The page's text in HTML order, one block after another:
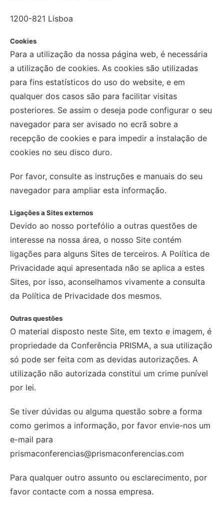
1200-821 Lisboa
Cookies
Para a utilização da nossa página web, é necessária
a utilização de cookies. As cookies são utilizadas
para fins estatísticos do uso do website, e em
qualquer dos casos são para facilitar visitas
posteriores. Se assim o deseja pode configurar o seu
navegador para ser avisado no ecrã sobre a
recepção de cookies e para impedir a instalação de
cookies no seu disco duro.
Por favor, consulte as instruções e manuais do seu
navegador para ampliar esta informação.
Ligações a Sites externos
Devido ao nosso portefólio a outras questões de
interesse na nossa área, o nosso Site contém
ligações para alguns Sites de terceiros. A Política de
Privacidade aqui apresentada não se aplica a estes
Sites, por isso, aconselhamos vivamente a consulta
da Política de Privacidade dos mesmos.
Outras questões
O material disposto neste Site, em texto e imagem, é
propriedade da Conferência PRISMA, a sua utilização
só pode ser feita com as devidas autorizações. A
utilização não autorizada constitui um crime punível
por lei.
Se tiver dúvidas ou alguma questão sobre a forma
como gerimos a informação, por favor envie-nos um
e-mail para
prismaconferencias@prismaconferencias.com
Para qualquer outro assunto ou esclarecimento, por
favor contacte com a nossa empresa.